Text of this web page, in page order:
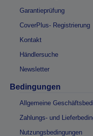
Garantieprüfung
CoverPlus- Registrierung
Kontakt
Händlersuche
Newsletter
Bedingungen
Allgemeine
Zahlungs- und
Nutzungsbedingungen